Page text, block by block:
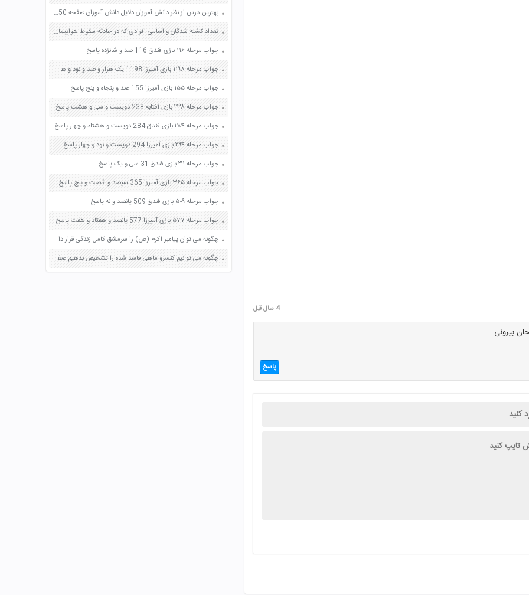
4 سال قبل
بیرونی
پاسخ
بهترین درس از نظر دانش آموزان دلایل دانش آموزان صفحه 50 تفکر و پژوهش ششم
تعداد کشته شدگان و اسامی افرادی که در حادثه سقوط هواپیمای تهران یاسوج مرده اند
جواب مرحله ۱۱۶ بازی فندق 116 صد و شانزده پاسخ
جواب مرحله ۱۱۹۸ بازی آمیرزا 1198 یک هزار و صد و نود و هشت پاسخ
جواب مرحله ۱۵۵ بازی آمیرزا 155 صد و پنجاه و پنج پاسخ
جواب مرحله ۲۳۸ بازی آفتابه 238 دویست و سی و هشت پاسخ
جواب مرحله ۲۸۴ بازی فندق 284 دویست و هشتاد و چهار پاسخ
جواب مرحله ۲۹۴ بازی آمیرزا 294 دویست و نود و چهار پاسخ
جواب مرحله ۳۱ بازی فندق 31 سی و یک پاسخ
جواب مرحله ۳۶۵ بازی آمیرزا 365 سیصد و شصت و پنج پاسخ
جواب مرحله ۵۰۹ بازی فندق 509 پانصد و نه پاسخ
جواب مرحله ۵۷۷ بازی آمیرزا 577 پانصد و هفتاد و هفت پاسخ
چگونه می توان پیامبر اکرم (ص) را سرمشق کامل زندگی قرار داد؟ صفحه 66 پیام های آسمان هفتم
چگونه می توانیم کنسرو ماهی فاسد شده را تشخیص بدهیم صفحه 92 مطالعات اجتماعی ششم